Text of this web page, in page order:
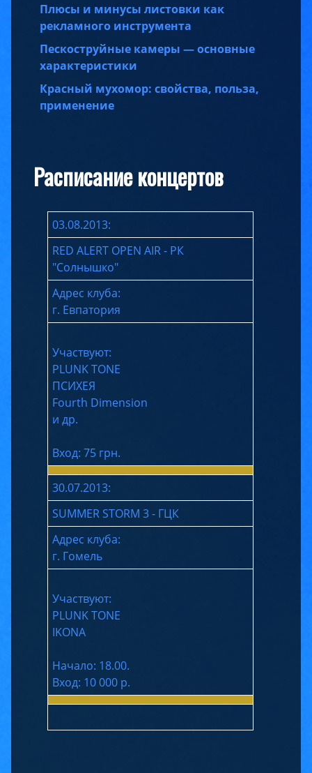
Плюсы и минусы листовки как
рекламного инструмента
Пескоструйные камеры — основные
характеристики
Красный мухомор: свойства, польза,
применение
Расписание концертов
03.08.2013:
RED ALERT OPEN AIR - РК
"Солнышко"
Адрес клуба:
г. Евпатория
Участвуют:
PLUNK TONE
ПСИХЕЯ
Fourth Dimension
и др.
Вход: 75 грн.
30.07.2013:
SUMMER STORM 3 - ГЦК
Адрес клуба:
г. Гомель
Участвуют:
PLUNK TONE
IKONA
Начало: 18.00.
Вход: 10 000 р.